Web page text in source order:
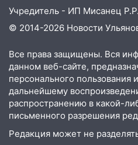
Учредитель - ИП Мисанец Р.Р.
© 2014-2026 Новости
Все права защищены. Вся
данном веб-сайте,
персонального пользования
дальнейшему
распространению в какой-
письменного разрешения
Редакция может не